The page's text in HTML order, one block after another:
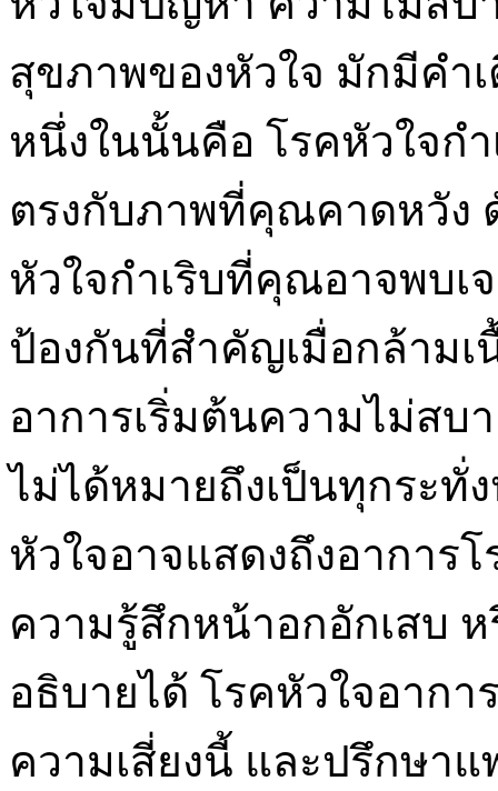
สุขภาพของหัวใจ มักมีคำเ
หนึ่งในนั้นคือ โรคหัวใจกำ
ตรงกับภาพที่คุณคาดหวัง
หัวใจกำเริบที่คุณอาจพบเ
ป้องกันที่สำคัญเมื่อกล้าม
อาการเริ่มต้นความไม่สบ
ไม่ได้หมายถึงเป็นทุกระทั่
หัวใจอาจแสดงถึงอาการ
ความรู้สึกหน้าอกอักเสบ
อธิบายได้ โรคหัวใจอาก
ความเสี่ยงนี้ และปรึกษา